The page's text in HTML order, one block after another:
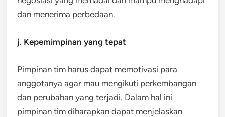
dan menerima perbedaan.
j. Kepemimpinan yang tepat
Pimpinan tim harus dapat memotivasi para
anggotanya agar mau mengikuti perkembangan
dan perubahan yang terjadi. Dalam hal ini
pimpinan tim diharapkan dapat menjelaskan